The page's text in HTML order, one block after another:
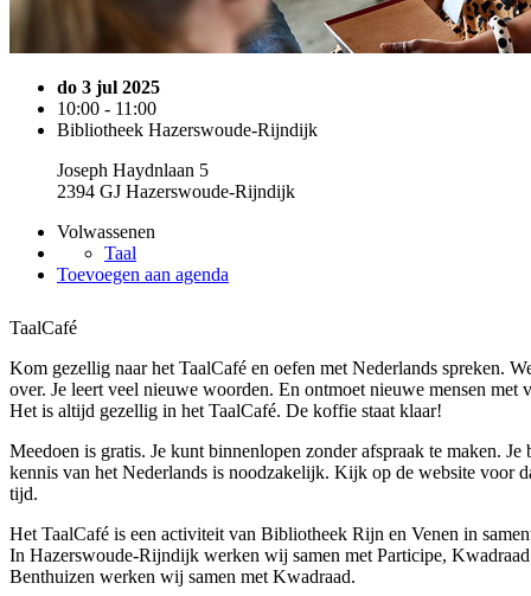
do 3 jul 2025
10:00 - 11:00
Bibliotheek Hazerswoude-Rijndijk
Joseph Haydnlaan 5
2394 GJ Hazerswoude-Rijndijk
Volwassenen
Taal
Toevoegen aan agenda
TaalCafé
Kom gezellig naar het TaalCafé en oefen met Nederlands spreken.
over. Je leert veel nieuwe woorden. En ontmoet nieuwe mensen met
Het is altijd gezellig in het TaalCafé. De koffie staat klaar!
Meedoen is gratis. Je kunt binnenlopen zonder afspraak te maken.
kennis van het Nederlands is noodzakelijk. Kijk op de website voor
tijd.
Het TaalCafé is een activiteit van Bibliotheek Rijn en Venen in
In Hazerswoude-Rijndijk werken wij samen met Participe,
Benthuizen werken wij samen met Kwadraad.